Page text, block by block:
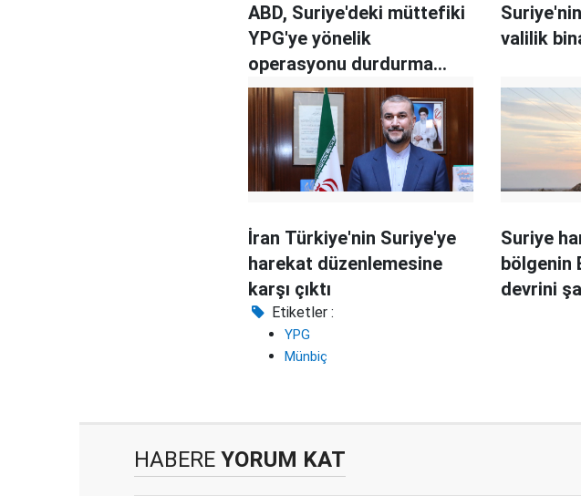
ABD, Suriye'deki müttefiki
YPG'ye yönelik
operasyonu durdurma
arayışında
valilik
İran Türkiye'nin Suriye'ye
harekat düzenlemesine
karşı çıktı
Suriye
bölgenin
devrini
Etiketler :
YPG
Münbiç
HABERE YORUM KAT